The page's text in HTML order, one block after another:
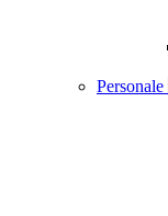
Personale